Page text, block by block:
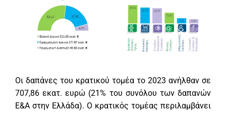
Οι δαπάνες του κρατικού τομέα το 2023 ανήλθαν σε
707,86 εκατ. ευρώ (21% του συνόλου των δαπανών
Ε&Α στην Ελλάδα). Ο κρατικός τομέας περιλαμβάνει